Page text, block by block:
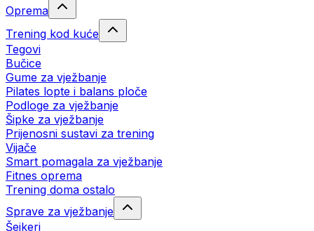
Oprema
Trening kod kuće
Tegovi
Bučice
Gume za vježbanje
Pilates lopte i balans ploče
Podloge za vježbanje
Šipke za vježbanje
Prijenosni sustavi za trening
Vijače
Smart pomagala za vježbanje
Fitnes oprema
Trening doma ostalo
Sprave za vježbanje
Šejkeri